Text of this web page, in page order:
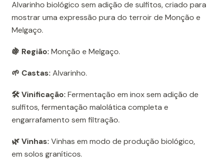
Alvarinho biológico sem adição de sulfitos, criado para
mostrar uma expressão pura do terroir de Monção e
Melgaço.
🍇 Região: Monção e Melgaço.
🌱 Castas: Alvarinho.
🛠️ Vinificação: Fermentação em inox sem adição de
sulfitos, fermentação malolática completa e
engarrafamento sem filtração.
🌿 Vinhas: Vinhas em modo de produção biológico,
em solos graníticos.